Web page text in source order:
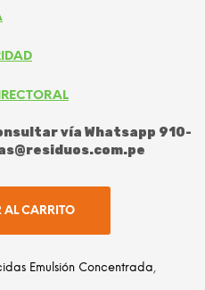
vía Whatsapp 910-
CARRITO
Emulsión Concentrada,